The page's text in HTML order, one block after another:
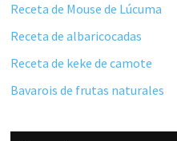
Receta de Mouse de Lúcuma
Receta de albaricocadas
Receta de keke de camote
Bavarois de frutas naturales